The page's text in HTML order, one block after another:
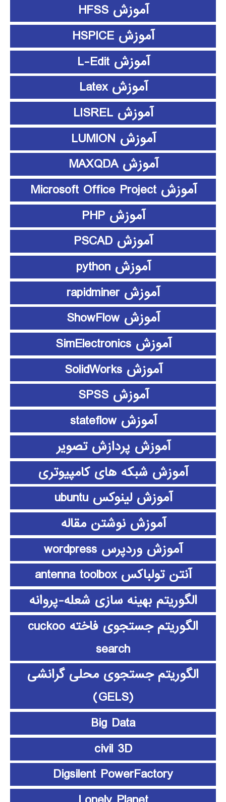
آموزش HFSS
آموزش HSPICE
آموزش L-Edit
آموزش Latex
آموزش LISREL
آموزش LUMION
آموزش MAXQDA
آموزش Microsoft Office Project
آموزش PHP
آموزش PSCAD
آموزش python
آموزش rapidminer
آموزش ShowFlow
آموزش SimElectronics
آموزش SolidWorks
آموزش SPSS
آموزش stateflow
آموزش پردازش تصویر
آموزش شبکه های کامپیوتری
آموزش لینوکس ubuntu
آموزش نوشتن مقاله
آموزش وردپرس wordpress
آنتن تولباکس antenna toolbox
الگوریتم بهینه سازی شعله-پروانه
الگوریتم جستجوی فاخته cuckoo
search
الگوریتم جستجوی محلی گرانشی
(GELS)
Big Data
civil 3D
Digsilent PowerFactory